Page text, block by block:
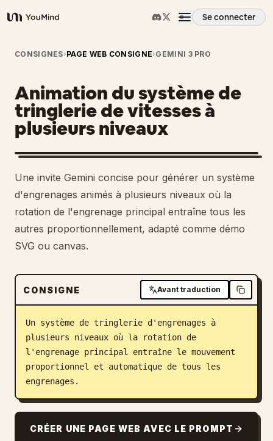
YouMind
Se connecter
Aperçu
Cas d'usage
Compétences
Invites
Tarifs
Télécharger
Blog
Mises à jour
CONSIGNES›PAGE WEB CONSIGNE›GEMINI 3 PRO
Animation du système de
tringlerie de vitesses à
plusieurs niveaux
Une invite Gemini concise pour générer un système
d'engrenages animés à plusieurs niveaux où la
rotation de l'engrenage principal entraîne tous les
autres proportionnellement, adapté comme démo
SVG ou canvas.
CONSIGNE Avant traduction
Un système de tringlerie d'engrenages à
plusieurs niveaux où la rotation de
l'engrenage principal entraîne le mouvement
proportionnel et automatique de tous les
engrenages.
CRÉER UNE PAGE WEB AVEC LE PROMPT